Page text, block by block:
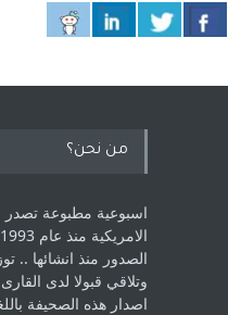
من نحن؟
اسبوعية مطبوعة تصدر
الصدور منذ انشائها ..
‏وتلاقي قبولا لدى
اصدار هذه الصحيفة